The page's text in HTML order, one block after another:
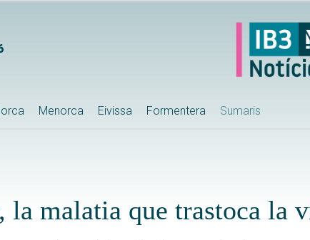
Menorca Eivissa Formentera Sumaris
la malatia que trastoca la